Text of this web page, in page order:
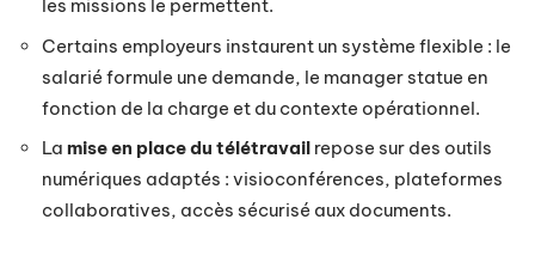
les missions le permettent.
Certains employeurs instaurent un système flexible : le
salarié formule une demande, le manager statue en
fonction de la charge et du contexte opérationnel.
La mise en place du télétravail repose sur des outils
numériques adaptés : visioconférences, plateformes
collaboratives, accès sécurisé aux documents.